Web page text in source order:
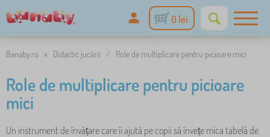
0 lei
Banaby.ro » Didactic jucării / Role de multiplicare pentru picioare mici
Role de multiplicare pentru picioare
mici
Un instrument de învățare care îi ajută pe copii să învețe mica tabelă de